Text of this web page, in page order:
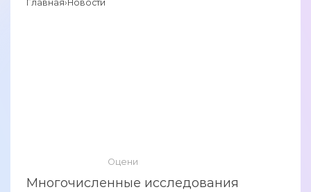
Главная›Новости
Оцени
Многочисленные исследования